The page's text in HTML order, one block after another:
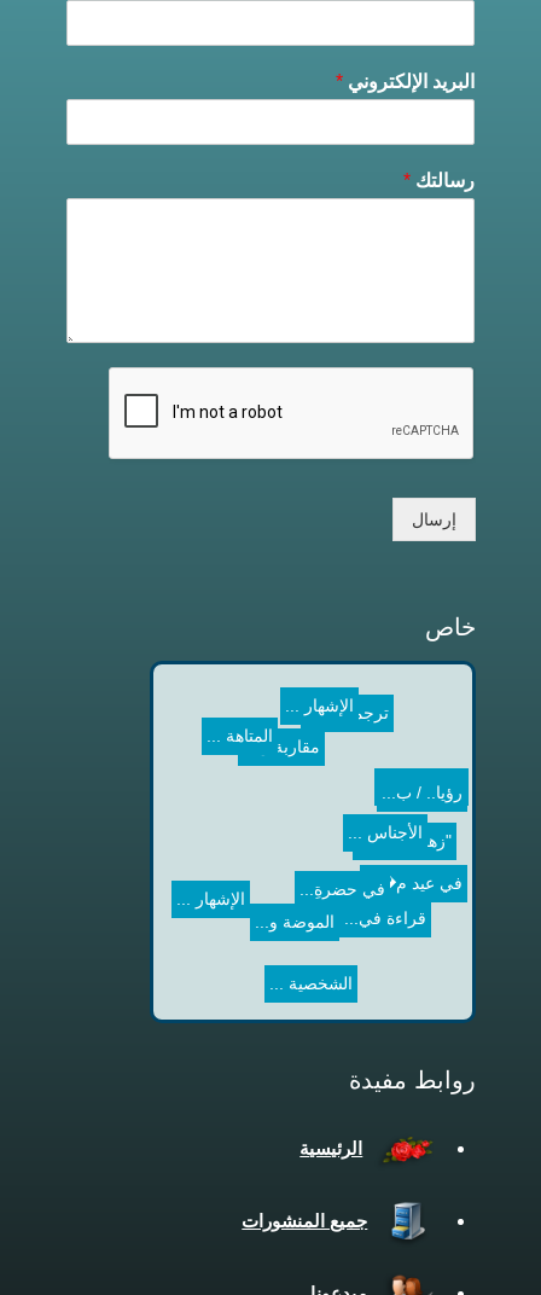
البريد الإلكتروني *
رسالتك *
إرسال
خاص
مقاربة ن...
ترجمة لق...
"زهرة ال�...
الإشهار ...
في البحث...
الأجناس ...
الإشهار ...الموضة و...
رؤيا.. / ب...
المتاهة ...
الشخصية ...
في عيد م�...
قراءة في...في حضرةِ...
روابط مفيدة
الرئيسية
جميع المنشورات